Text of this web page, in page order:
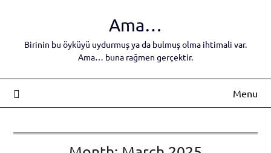
content
Ama…
Birinin bu öyküyü uydurmuş ya da bulmuş olma ihtimali var.
Ama… buna rağmen gerçektir.
Menu